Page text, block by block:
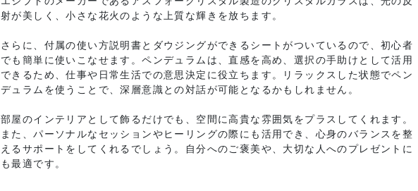
射が美しく、小さな花火のような上質な輝きを放ちます。
さらに、付属の使い方説明書とダウジングができるシートがついているので、初心者
でも簡単に使いこなせます。ペンデュラムは、直感を高め、選択の手助けとして活用
できるため、仕事や日常生活での意思決定に役立ちます。リラックスした状態でペン
デュラムを使うことで、深層意識との対話が可能となるかもしれません。
部屋のインテリアとして飾るだけでも、空間に高貴な雰囲気をプラスしてくれます。
また、パーソナルなセッションやヒーリングの際にも活用でき、心身のバランスを整
えるサポートをしてくれるでしょう。自分へのご褒美や、大切な人へのプレゼントに
も最適です。